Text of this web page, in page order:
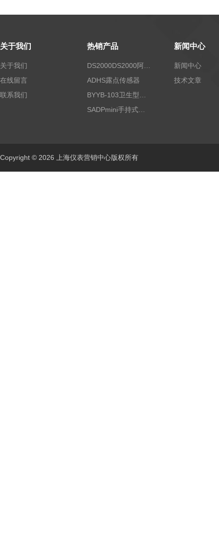
关于我们
关于我们
在线留言
联系我们
热销产品
ADHS露点传感器
新闻中心
新闻中心
技术文章
Copyright © 2026 上海仪表营销中心版权所有